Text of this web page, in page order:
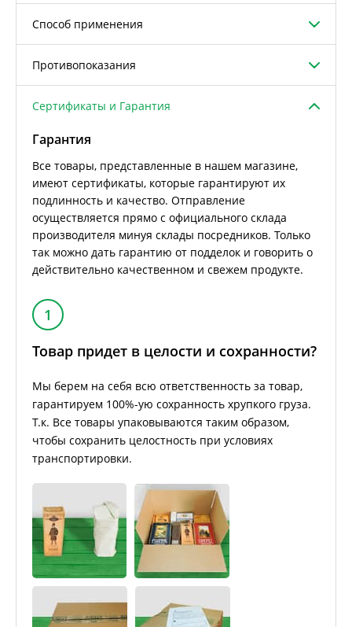
Способ применения
Противопоказания
Сертификаты и Гарантия
Гарантия
Все товары, представленные в нашем магазине,
имеют сертификаты, которые гарантируют их
подлинность и качество. Отправление
осуществляется прямо с официального склада
производителя минуя склады посредников. Только
так можно дать гарантию от подделок и говорить о
действительно качественном и свежем продукте.
1
Товар придет в целости и сохранности?
Мы берем на себя всю ответственность за товар,
гарантируем 100%-ую сохранность хрупкого груза.
Т.к. Все товары упаковываются таким образом,
чтобы сохранить целостность при условиях
транспортировки.